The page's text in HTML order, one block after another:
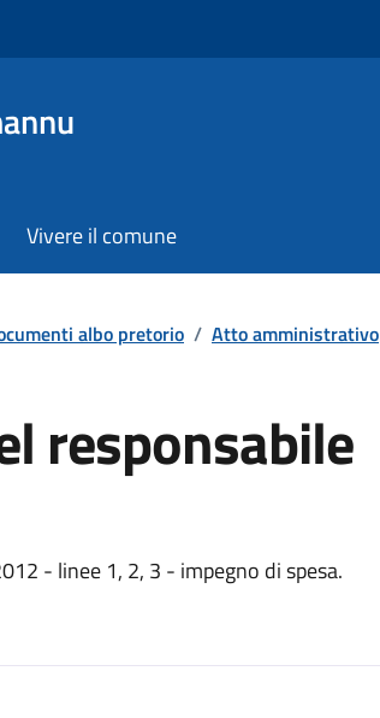
Vivere il comune
albo pretorio / Atto amministrativo
responsabile
- linee 1, 2, 3 - impegno di spesa.